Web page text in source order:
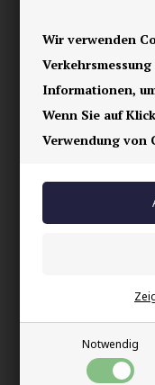
Wir verwenden
Informationen,
Wenn Sie auf
Verwendung von
Notwendig
Eleganter
Edelstahl mit einer
Die matte
Warenkorb und
Ein solider und
Ihre Sicherheit